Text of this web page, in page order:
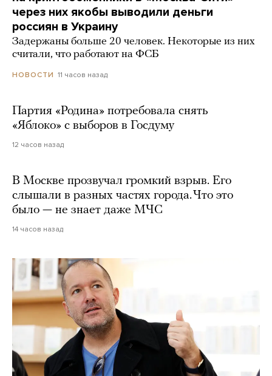
через них якобы выводили деньги
россиян в Украину
Задержаны больше 20 человек. Некоторые из них
считали, что работают на ФСБ
НОВОСТИ 11 часов назад
Партия «Родина» потребовала снять
«Яблоко» с выборов в Госдуму
12 часов назад
В Москве прозвучал громкий взрыв. Его
слышали в разных частях города. Что это
было — не знает даже МЧС
14 часов назад